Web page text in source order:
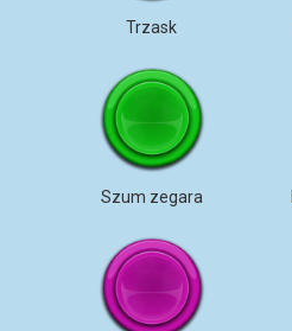
Trzask
Szum zegara